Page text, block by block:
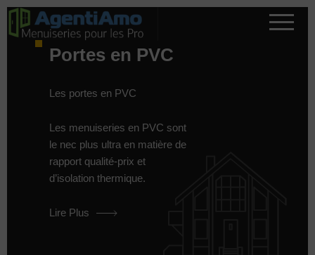
Portes en PVC
Les portes en PVC
Les menuiseries en PVC sont
le nec plus ultra en matière de
rapport qualité-prix et
d’isolation thermique.
Lire Plus